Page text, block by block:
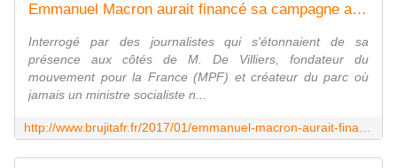
Emmanuel Macron aurait financé sa campagne avec l'argent du ministère de l'Economie - MOINS de BIENS PLUS de LIENS
Interrogé par des journalistes qui s'étonnaient de sa
présence aux côtés de M. De Villiers, fondateur du
mouvement pour la France (MPF) et créateur du parc où
jamais un ministre socialiste n...